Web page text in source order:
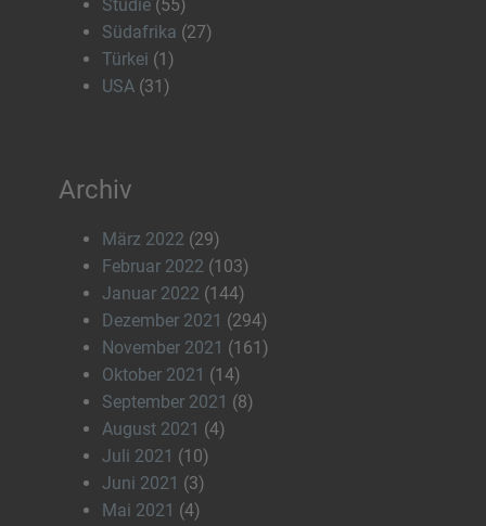
Studie (55)
Südafrika (27)
Türkei (1)
USA (31)
Archiv
März 2022 (29)
Februar 2022 (103)
Januar 2022 (144)
Dezember 2021 (294)
November 2021 (161)
Oktober 2021 (14)
September 2021 (8)
August 2021 (4)
Juli 2021 (10)
Juni 2021 (3)
Mai 2021 (4)